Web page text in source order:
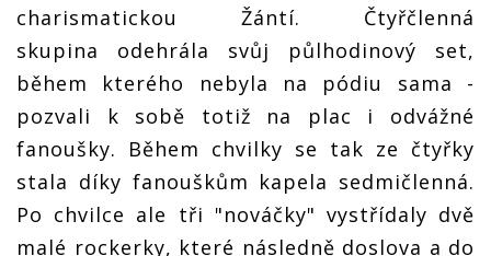
charismatickou Žántí. Čtyřčlenná
skupina odehrála svůj půlhodinový set,
během kterého nebyla na pódiu sama -
pozvali k sobě totiž na plac i odvážné
fanoušky. Během chvilky se tak ze čtyřky
stala díky fanouškům kapela sedmičlenná.
Po chvilce ale tři "nováčky" vystřídaly dvě
malé rockerky, které následně doslova a do